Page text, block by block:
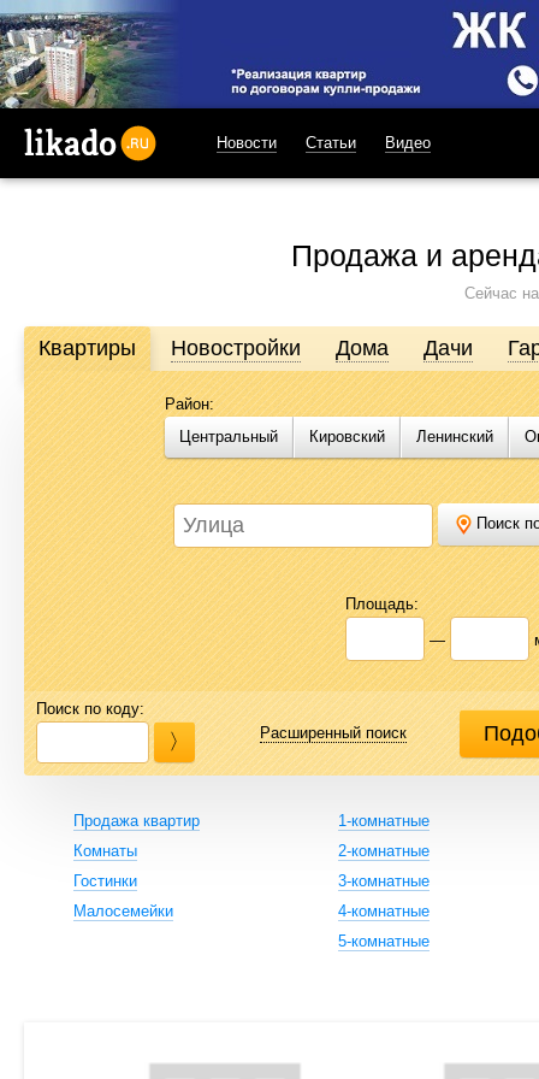
Новости Статьи Видео
Продажа и
Сейчас
Продажа и аренда недвижимости в Омске
Likado.ru – сайт актуальных и достоверных объявлений по
или купить квартиру, найти землю под строительство,
Likado.ru, чтобы сэкономить время и силы в поисках нужного
Квартиры Новостройки Дома Дачи
Район:
Центральный
Кировский Ленинский
Поиск
Площадь:
—
Поиск по коду:
Расширенный поиск
Продажа квартир
Комнаты
Гостинки
Малосемейки
1-комнатные
2-комнатные
3-комнатные
4-комнатные
5-комнатные